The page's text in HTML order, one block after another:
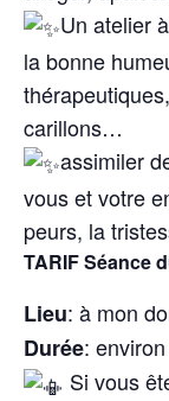
Un atelier
la bonne
carillons…
assimiler
vous et votre
peurs, la
TARIF Séance
Lieu: à mon
Durée:
Si vous